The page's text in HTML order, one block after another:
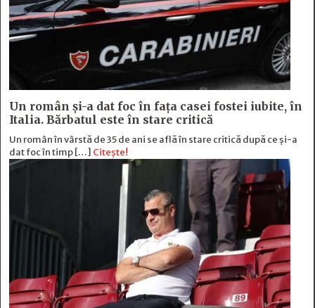
Un român și-a dat foc în fața casei fostei iubite, în
Italia. Bărbatul este în stare critică
Un român în vârstă de 35 de ani se află în stare critică după ce și-a
dat foc în timp […] Citește!